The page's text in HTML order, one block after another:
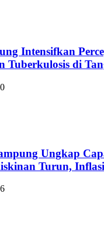
Intensifkan
Tuberkulosis di
Ungkap
Turun,